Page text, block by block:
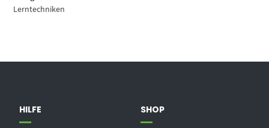
Lerntechniken
HILFE SHOP